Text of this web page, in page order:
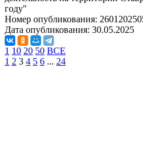
году"
Номер опубликования:
Дата опубликования: 30.05.2025
1 10 20 50 ВСЕ
1 2 3 4 5 6 ... 24